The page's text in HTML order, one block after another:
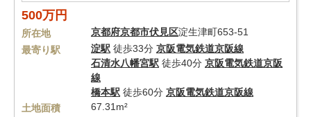
500万円
所在地 京都府京都市伏見区淀生津町653-51
最寄り駅
淀駅 徒歩33分 京阪電気鉄道京阪線
石清水八幡宮駅 徒歩40分 京阪電気鉄道京阪
線
橋本駅 徒歩60分 京阪電気鉄道京阪線
土地面積
67.31m²